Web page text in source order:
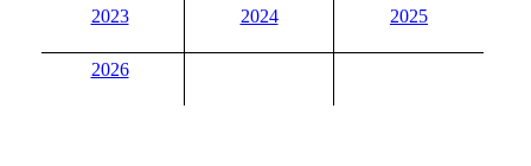
2023 2024 2025
2026